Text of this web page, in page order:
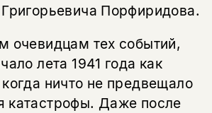
Порфиридова.
очевидцам тех событий,
лета 1941 года как
ничто не предвещало
катастрофы. Даже после